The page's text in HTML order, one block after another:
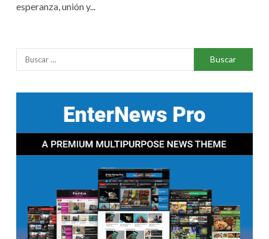
esperanza, unión y...